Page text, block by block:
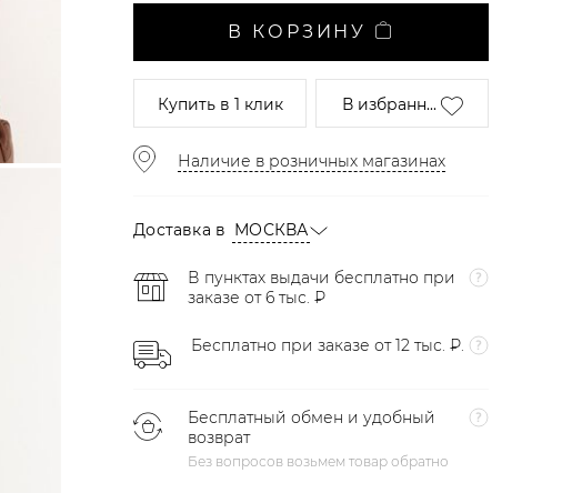
В КОРЗИНУ
Купитьв 1 клик В избранн...
Наличие в розничных магазинах
Доставка в МОСКВА
В пунктах выдачи бесплатно при
заказе от 6 тыс. ₽
Бесплатно при заказе от 12 тыс. ₽.
Бесплатный обмен и удобный
возврат
Без вопросов возьмем товар обратно